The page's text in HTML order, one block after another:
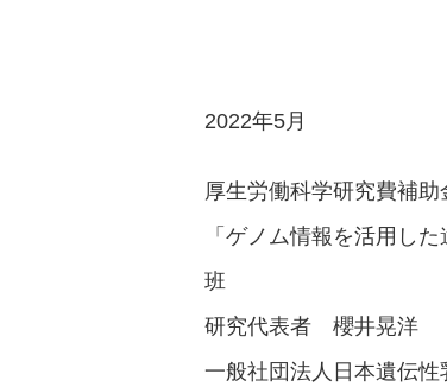
2022年5月
厚生労働科学研究費補助
「ゲノム情報を活用し
班
研究代表者 櫻井晃洋
一般社団法人日本遺伝性